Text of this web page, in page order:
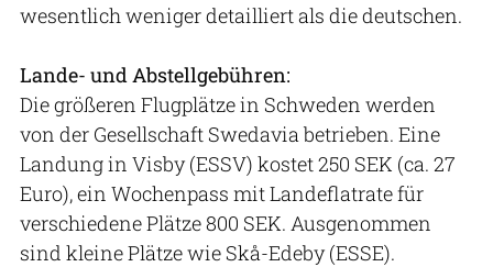
wesentlich weniger detailliert als die deutschen.
Lande- und Abstellgebühren:
Die größeren Flugplätze in Schweden werden
von der Gesellschaft Swedavia betrieben. Eine
Landung in Visby (ESSV) kostet 250 SEK (ca. 27
Euro), ein Wochenpass mit Landeflatrate für
verschiedene Plätze 800 SEK. Ausgenommen
sind kleine Plätze wie Skå-Edeby (ESSE).